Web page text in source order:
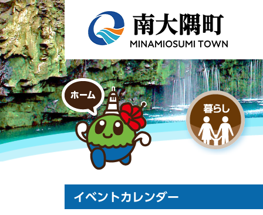
イベントカレンダー